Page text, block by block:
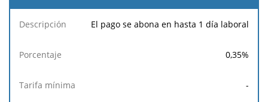
El pago se abona en hasta 1 día laboral
0,35%
-